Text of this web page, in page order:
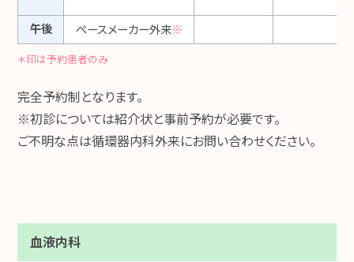
午後 ペースメーカー外来※
＊印は予約患者のみ
完全予約制となります。
※初診については紹介状と事前予約が必要です。
ご不明な点は循環器内科外来にお問い合わせください。
血液内科